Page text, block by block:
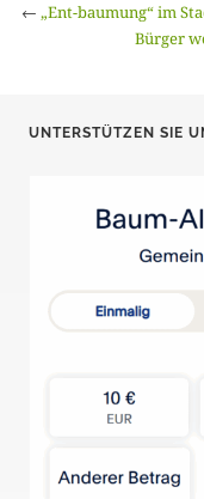
← „Ent-baumung“ im
Bürger
UNTERSTÜTZEN SIE